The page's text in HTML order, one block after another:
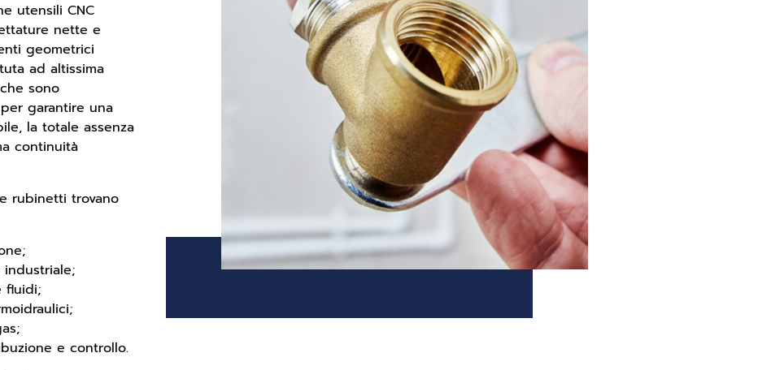
utensili CNC
nette e
geometrici
ad altissima
sono
garantire una
la totale assenza
continuità
rubinetti trovano
fluidi;
e controllo.